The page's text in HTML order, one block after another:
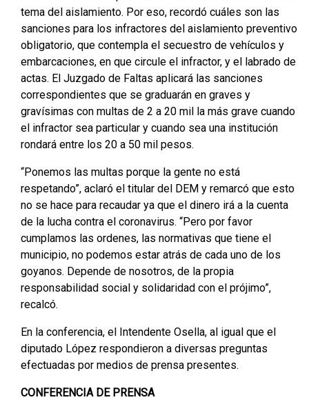
tema del aislamiento. Por eso, recordó cuáles son las
sanciones para los infractores del aislamiento preventivo
obligatorio, que contempla el secuestro de vehículos y
embarcaciones, en que circule el infractor, y el labrado de
actas. El Juzgado de Faltas aplicará las sanciones
correspondientes que se graduarán en graves y
gravísimas con multas de 2 a 20 mil la más grave cuando
el infractor sea particular y cuando sea una institución
rondará entre los 20 a 50 mil pesos.
“Ponemos las multas porque la gente no está
respetando”, aclaró el titular del DEM y remarcó que esto
no se hace para recaudar ya que el dinero irá a la cuenta
de la lucha contra el coronavirus. “Pero por favor
cumplamos las ordenes, las normativas que tiene el
municipio, no podemos estar atrás de cada uno de los
goyanos. Depende de nosotros, de la propia
responsabilidad social y solidaridad con el prójimo”,
recalcó.
En la conferencia, el Intendente Osella, al igual que el
diputado López respondieron a diversas preguntas
efectuadas por medios de prensa presentes.
CONFERENCIA DE PRENSA